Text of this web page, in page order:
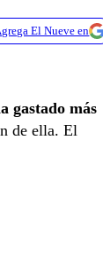
El Nueve en
gastado más
de ella. El